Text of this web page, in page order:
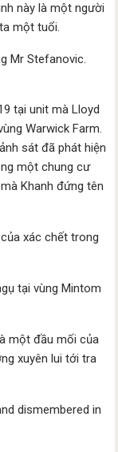
này là một người
một tuổi.
tại unit mà Lloyd
Warwick Farm.
sát đã phát hiện
một chung cư
Khanh đứng tên
xác chết trong
tại vùng Mintom
một đầu mối của
xuyên lui tới tra